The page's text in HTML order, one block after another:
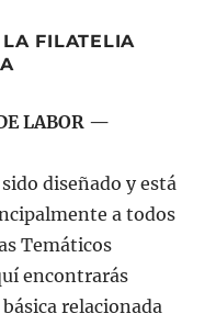
FILATELIA
LABOR —
diseñado y está
a todos
Temáticos
encontrarás
relacionada